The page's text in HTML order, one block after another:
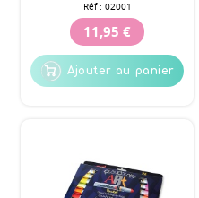
Réf : 02001
11,95 €
Ajouter au panier